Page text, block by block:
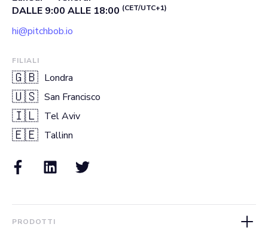
DALLE 9:00 ALLE 18:00 (CET/UTC+1)
hi@pitchbob.io
FILIALI
🇬🇧 Londra
🇺🇸 San Francisco
🇮🇱 Tel Aviv
🇪🇪 Tallinn
PRODOTTI